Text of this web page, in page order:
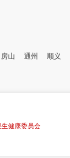
房山 通州 顺义
健康委员会